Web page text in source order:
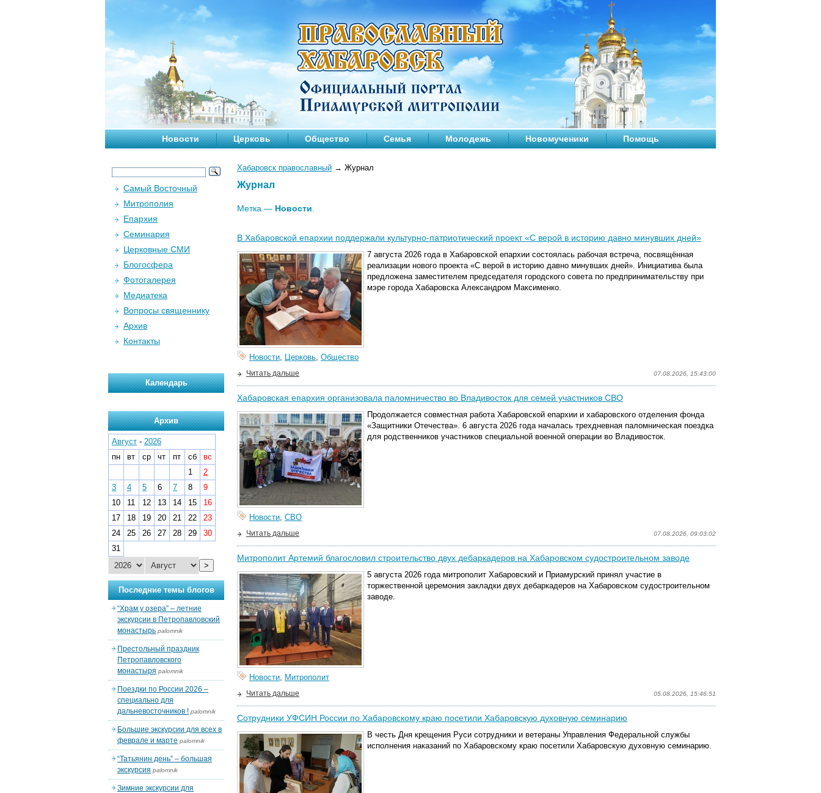
Новости Церковь Общество Семья Молодежь Новомученики Помощь
Хабаровск православный → Журнал
Журнал
Метка — Новости
В Хабаровской епархии поддержали культурно-патриотический проект «С верой в историю давно минувших дней»
7 августа 2026 года в Хабаровской епархии состоялась рабочая встреча, посвящённая
реализации нового проекта «С верой в историю давно минувших дней». Инициатива была
предложена заместителем председателя городского совета по предпринимательству при
мэре города Хабаровска Александром Максименко.
Новости, Церковь, Общество
07.08.2026, 15:43:00
Читать дальше
Хабаровская епархия организовала паломничество во Владивосток для семей участников СВО
Продолжается совместная работа Хабаровской епархии и хабаровского отделения фонда
«Защитники Отечества». 6 августа 2026 года началась трехдневная паломническая поездка
для родственников участников специальной военной операции во Владивосток.
Новости, СВО
07.08.2026, 09:03:02
Читать дальше
Митрополит Артемий благословил строительство двух дебаркадеров на Хабаровском судостроительном заводе
5 августа 2026 года митрополит Хабаровский и Приамурский принял участие в
торжественной церемония закладки двух дебаркадеров на Хабаровском судостроительном
заводе.
Новости, Митрополит
05.08.2026, 15:46:51
Читать дальше
Сотрудники УФСИН России по Хабаровскому краю посетили Хабаровскую духовную семинарию
В честь Дня крещения Руси сотрудники и ветераны Управления Федеральной службы
исполнения наказаний по Хабаровскому краю посетили Хабаровскую духовную семинарию.
Самый Восточный
Митрополия
Епархия
Семинария
Церковные СМИ
Блогосфера
Фотогалерея
Медиатека
Вопросы священнику
Архив
Контакты
Календарь
Архив
Август - 2026
пн
вт ср чт пт сб
вс
1
2
3
4 5 6 7 8
9
10
11 12 13 14 15
16
17
18 19 20 21 22
23
24
25 26 27 28 29
30
31
>
Последние темы блогов
“Храм у озера” – летние
экскурсии в Петропавловский
монастырь palomnik
Престольный праздник
Петропавловского
монастыря palomnik
Поездки по России 2026 –
специально для
дальневосточников ! palomnik
Большие экскурсии для всех в
феврале и марте palomnik
“Татьянин день” – большая
экскурсия palomnik
Зимние экскурсии для